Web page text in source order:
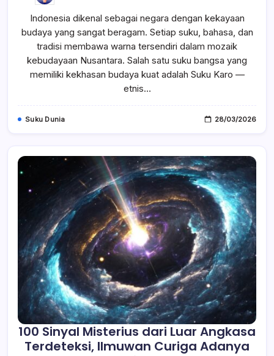
Karo
Etnis
Asli
Dataran
Tinggi
Karo
Di
Sumatera
Indonesia dikenal sebagai negara dengan kekayaan
budaya yang sangat beragam. Setiap suku, bahasa, dan
tradisi membawa warna tersendiri dalam mozaik
kebudayaan Nusantara. Salah satu suku bangsa yang
memiliki kekhasan budaya kuat adalah Suku Karo —
etnis…
Suku Dunia 28/03/2026
100 Sinyal Misterius dari Luar Angkasa
Terdeteksi, Ilmuwan Curiga Adanya